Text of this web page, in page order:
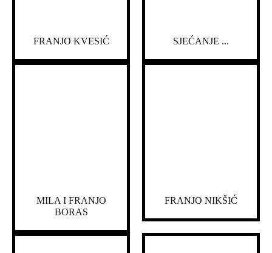
FRANJO KVESIĆ SJEĆANJE ...
MILA I FRANJO
BORAS
FRANJO NIKŠIĆ